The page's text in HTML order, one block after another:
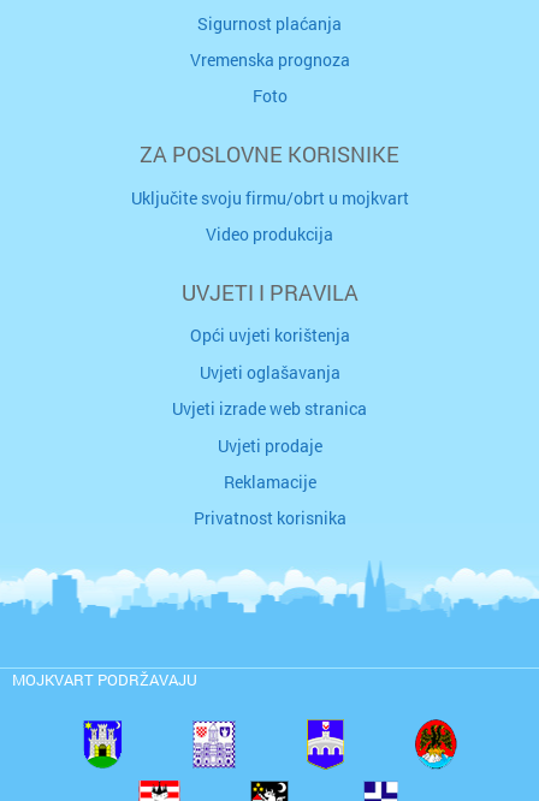
Sigurnost plaćanja
Vremenska prognoza
Foto
ZA POSLOVNE KORISNIKE
Uključite svoju firmu/obrt u mojkvart
Video produkcija
UVJETI I PRAVILA
Opći uvjeti korištenja
Uvjeti oglašavanja
Uvjeti izrade web stranica
Uvjeti prodaje
Reklamacije
Privatnost korisnika
MOJKVART PODRŽAVAJU